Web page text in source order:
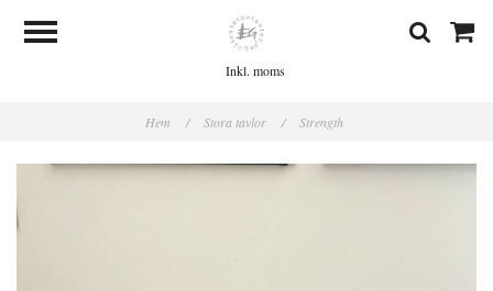
Inkl. moms
Hem / Stora tavlor / Strength